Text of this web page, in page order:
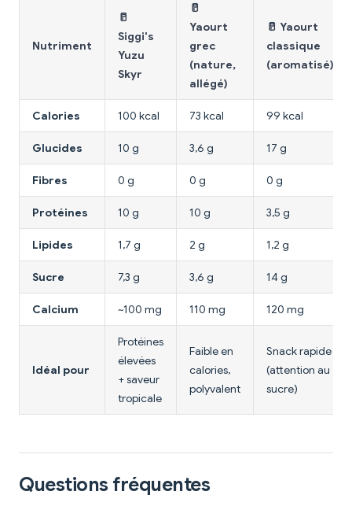
Nutriment
🥛
Siggi's
Yuzu
Skyr
🥛
Yaourt
grec
(nature,
allégé)
🥛 Yaourt
classique
(aromatisé)
Calories 100 kcal 73 kcal 99 kcal
Glucides 10 g 3,6 g 17 g
Fibres 0 g 0 g 0 g
Protéines 10 g 10 g 3,5 g
Lipides 1,7 g 2 g 1,2 g
Sucre 7,3 g 3,6 g 14 g
Calcium ~100 mg 110 mg 120 mg
Idéal pour
Protéines
élevées
+ saveur
tropicale
Faible en
calories,
polyvalent
Snack rapide
(attention au
sucre)
Questions fréquentes